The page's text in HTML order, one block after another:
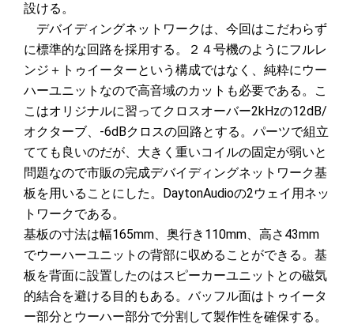
設ける。
デバイディングネットワークは、今回はこだわらず
に標準的な回路を採用する。２４号機のようにフルレ
ンジ＋トゥイーターという構成ではなく、純粋にウー
ハーユニットなので高音域のカットも必要である。こ
こはオリジナルに習ってクロスオーバー2kHzの12dB/
オクターブ、-6dBクロスの回路とする。パーツで組立
てても良いのだが、大きく重いコイルの固定が弱いと
問題なので市販の完成デバイディングネットワーク基
板を用いることにした。DaytonAudioの2ウェイ用ネッ
トワークである。
基板の寸法は幅165mm、奥行き110mm、高さ43mm
でウーハーユニットの背部に収めることができる。基
板を背面に設置したのはスピーカーユニットとの磁気
的結合を避ける目的もある。バッフル面はトゥイータ
ー部分とウーハー部分で分割して製作性を確保する。